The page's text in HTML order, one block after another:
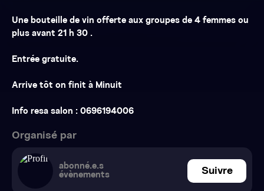
Une bouteille de vin offerte aux groupes de 4 femmes ou
plus avant 21 h 30 .
Entrée gratuite.
Arrive tôt on finit à Minuit
Info resa salon : 0696194006
Organisé par
abonné.e.s
évènements
Suivre